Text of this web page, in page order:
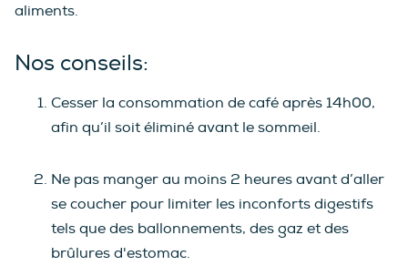
aliments.
Nos conseils:
Cesser la consommation de café après 14h00,
afin qu’il soit éliminé avant le sommeil.
Ne pas manger au moins 2 heures avant d’aller
se coucher pour limiter les inconforts digestifs
tels que des ballonnements, des gaz et des
brûlures d'estomac.